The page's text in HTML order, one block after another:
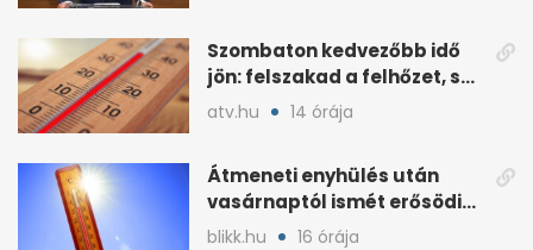
Szombaton kedvezőbb idő
jön: felszakad a felhőzet, sok
napsütéssel
atv.hu 14 órája
Átmeneti enyhülés után
vasárnaptól ismét erősödik
a hőség
blikk.hu 16 órája